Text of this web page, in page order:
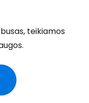
teikiamos